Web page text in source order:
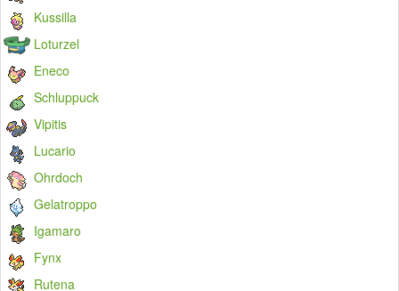
Kussilla
Loturzel
Eneco
Schluppuck
Vipitis
Lucario
Ohrdoch
Gelatroppo
Igamaro
Fynx
Rutena